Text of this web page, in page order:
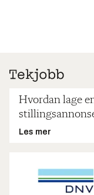
Hvordan lage
Les mer